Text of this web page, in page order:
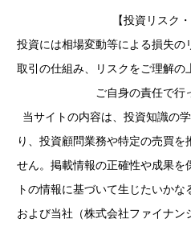
【投資リスク
投資には相場変動等による損失
取引の仕組み、リスクをご理解の
ご自身の責任で行
当サイトの内容は、投資知識の
り、投資顧問業務や特定の売買を
せん。掲載情報の正確性や成果を
トの情報に基づいて生じたいか
および当社（株式会社ファイナ